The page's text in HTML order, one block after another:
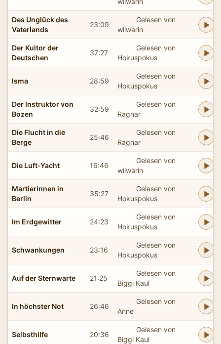
Des Unglück des
Vaterlands
23:09
Gelesen von
wilwarin
Der Kultor der
Deutschen
37:27
Gelesen von
Hokuspokus
Isma 28:59
Gelesen von
Hokuspokus
Der Instruktor von
Bozen
32:59
Gelesen von
Ragnar
Die Flucht in die
Berge
25:46
Gelesen von
Ragnar
Die Luft-Yacht 16:46
Gelesen von
wilwarin
Martierinnen in
Berlin
35:27
Gelesen von
Hokuspokus
Im Erdgewitter 24:23
Gelesen von
Hokuspokus
Schwankungen 23:16
Gelesen von
Hokuspokus
Auf der Sternwarte 21:25
Gelesen von
Biggi Kaul
In höchster Not 26:46
Gelesen von
Anne
Selbsthilfe 20:36
Gelesen von
Biggi Kaul